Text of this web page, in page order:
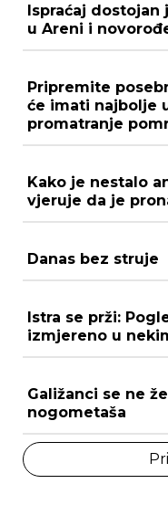
Ispraćaj dostojan
u Areni i
Pripremite
će imati najbolje
promatranje
Kako je nestalo
vjeruje da je
Danas bez struje
Istra se prži:
izmjereno u
Galižanci se ne
nogometaša